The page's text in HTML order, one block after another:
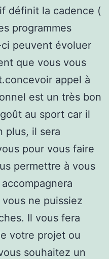
définit la cadence (
programmes
peuvent évoluer
que vous vous
appel à
est un très bon
au sport car il
plus, il sera
pour vous faire
permettre à vous
vous ne puissiez
Il vous fera
votre projet ou
souhaitez un